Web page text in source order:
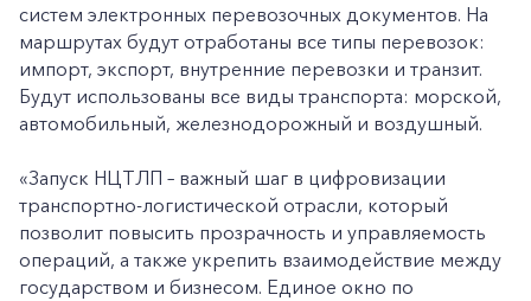
систем электронных перевозочных документов. На
маршрутах будут отработаны все типы перевозок:
импорт, экспорт, внутренние перевозки и транзит.
Будут использованы все виды транспорта: морской,
автомобильный, железнодорожный и воздушный.
«Запуск НЦТЛП – важный шаг в цифровизации
транспортно-логистической отрасли, который
позволит повысить прозрачность и управляемость
операций, а также укрепить взаимодействие между
государством и бизнесом. Единое окно по